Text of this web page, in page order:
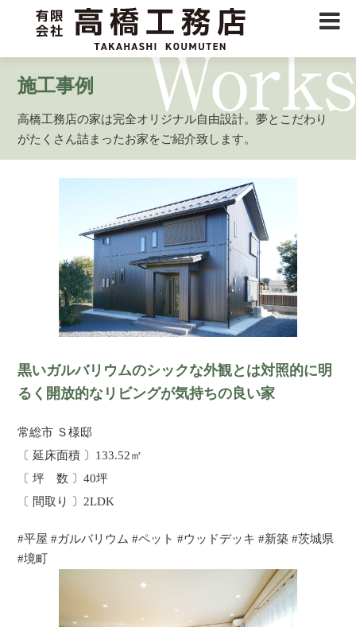
施工事例
高橋工務店の家は完全オリジナル自由設計。夢とこだわり
がたくさん詰まったお家をご紹介致します。
黒いガルバリウムのシックな外観とは対照的に明
るく開放的なリビングが気持ちの良い家
常総市 Ｓ様邸
〔 延床面積 〕133.52㎡
〔 坪 数 〕40坪
〔 間取り 〕2LDK
#平屋 #ガルバリウム #ペット #ウッドデッキ #新築 #茨城県
#境町